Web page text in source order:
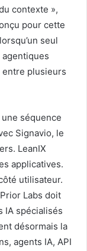
contexte »,
pour cette
seul
entre plusieurs
une séquence
Signavio, le
LeanIX
applicatives.
utilisateur.
Labs doit
IA spécialisés
désormais la
agents IA, API